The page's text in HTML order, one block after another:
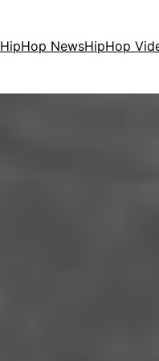
HipHop NewsHipHop